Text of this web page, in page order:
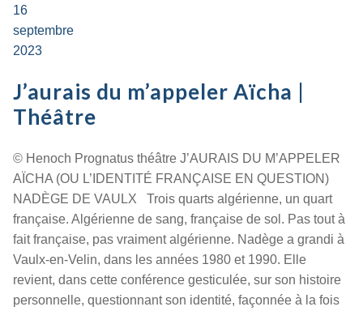
16
septembre
2023
J’aurais du m’appeler Aïcha |
Théâtre
© Henoch Prognatus théâtre J’AURAIS DU M’APPELER
AÏCHA (OU L’IDENTITÉ FRANÇAISE EN QUESTION)
NADÈGE DE VAULX Trois quarts algérienne, un quart
française. Algérienne de sang, française de sol. Pas tout à
fait française, pas vraiment algérienne. Nadège a grandi à
Vaulx-en-Velin, dans les années 1980 et 1990. Elle
revient, dans cette conférence gesticulée, sur son histoire
personnelle, questionnant son identité, façonnée à la fois